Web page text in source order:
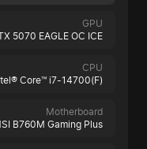
GPU
5070 EAGLE OC ICE
CPU
Core™ i7-14700(F)
Motherboard
B760M Gaming Plus